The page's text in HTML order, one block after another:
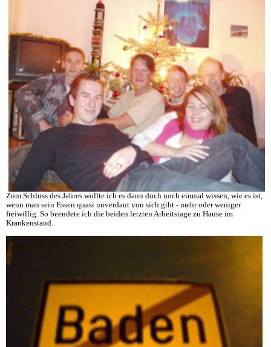
Zum Schluss des Jahres wollte ich es dann doch noch einmal wissen, wie es ist,
wenn man sein Essen quasi unverdaut von sich gibt - mehr oder weniger
freiwillig. So beendete ich die beiden letzten Arbeitstage zu Hause im
Krankenstand.